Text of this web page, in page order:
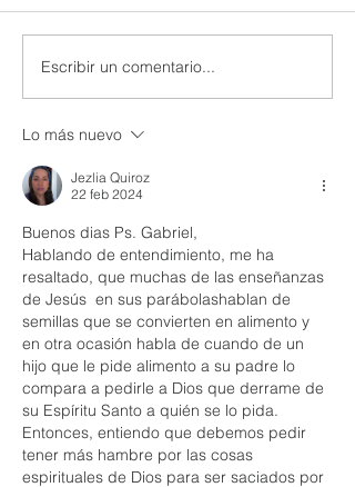
Escribir un comentario...
Lo más nuevo
Jezlia Quiroz
22 feb 2024
Buenos dias Ps. Gabriel,
Hablando de entendimiento, me ha
resaltado, que muchas de las enseñanzas
de Jesús  en sus parábolashablan de
semillas que se convierten en alimento y
en otra ocasión habla de cuando de un
hijo que le pide alimento a su padre lo
compara a pedirle a Dios que derrame de
su Espíritu Santo a quién se lo pida.
Entonces, entiendo que debemos pedir
tener más hambre por las cosas
espirituales de Dios para ser saciados por